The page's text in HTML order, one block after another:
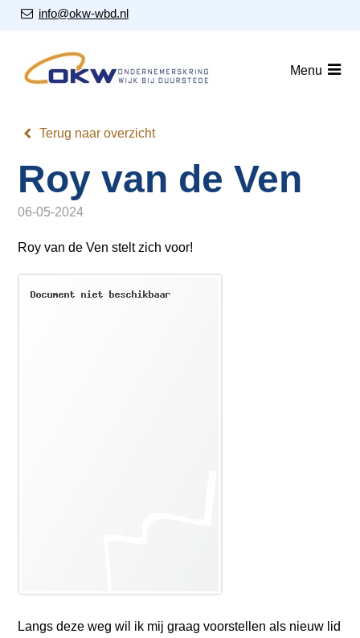
m
Our Email Address:
info@okw-wbd.nl
Menu
Terug naar overzicht
Roy van de Ven
06-05-2024
Roy van de Ven stelt zich voor!
Langs deze weg wil ik mij graag voorstellen als nieuw lid
Agenda
Over ons
Lid worden